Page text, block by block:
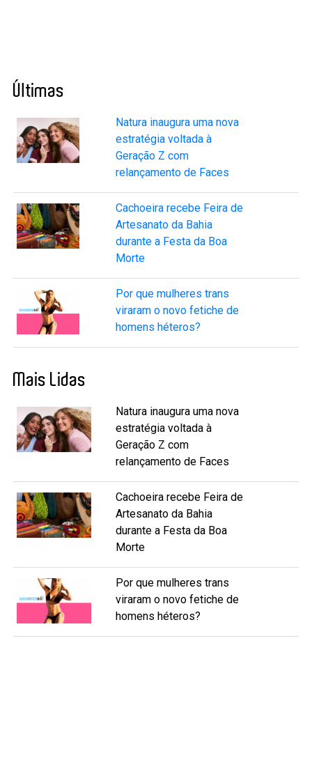
Últimas
Natura inaugura uma nova
estratégia voltada à
Geração Z com
relançamento de Faces
Cachoeira recebe Feira de
Artesanato da Bahia
durante a Festa da Boa
Morte
Por que mulheres trans
viraram o novo fetiche de
homens héteros?
Mais Lidas
Natura inaugura uma nova
estratégia voltada à
Geração Z com
relançamento de Faces
Cachoeira recebe Feira de
Artesanato da Bahia
durante a Festa da Boa
Morte
Por que mulheres trans
viraram o novo fetiche de
homens héteros?